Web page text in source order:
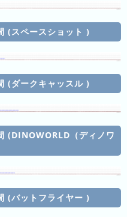
(スペースショット )
(ダークキャッスル )
(DINOWORLD（ディノワ
(バットフライヤー )